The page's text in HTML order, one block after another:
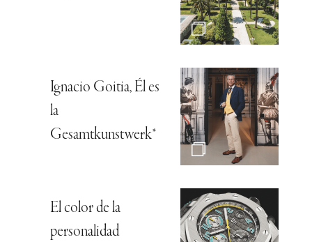
Ignacio Goitia, Él es
la
Gesamtkunstwerk*
El color de la
personalidad